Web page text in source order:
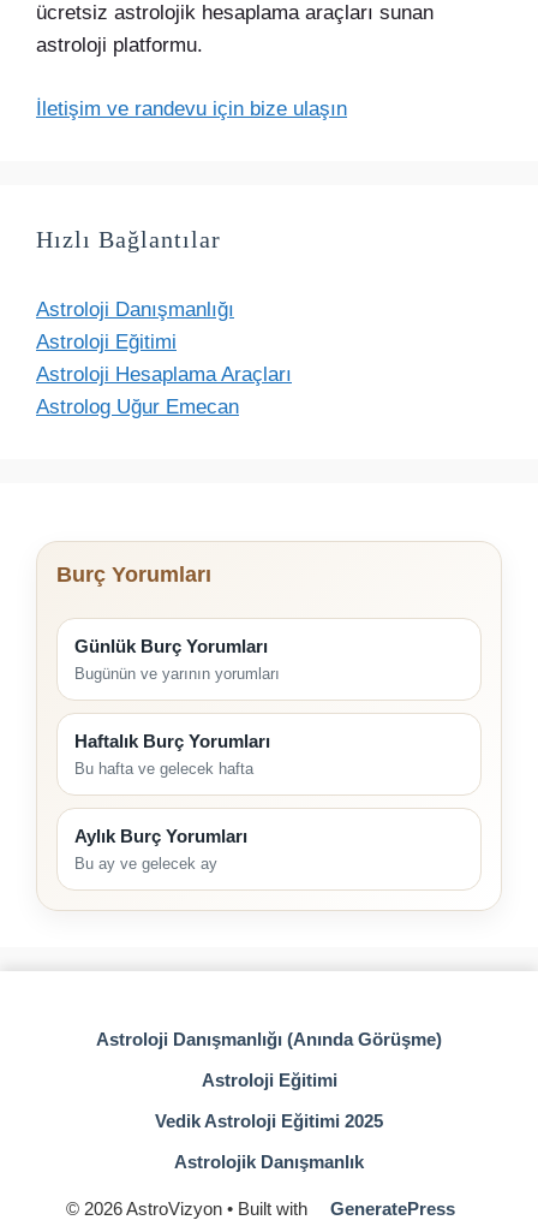
ücretsiz astrolojik hesaplama araçları sunan
astroloji platformu.
İletişim ve randevu için bize ulaşın
Hızlı Bağlantılar
Astroloji Danışmanlığı
Astroloji Eğitimi
Astroloji Hesaplama Araçları
Astrolog Uğur Emecan
Burç Yorumları
Günlük Burç Yorumları
Bugünün ve yarının yorumları
Haftalık Burç Yorumları
Bu hafta ve gelecek hafta
Aylık Burç Yorumları
Bu ay ve gelecek ay
Astroloji Danışmanlığı (Anında Görüşme)
Astroloji Eğitimi
Vedik Astroloji Eğitimi 2025
Astrolojik Danışmanlık
© 2026 AstroVizyon• Built with GeneratePress